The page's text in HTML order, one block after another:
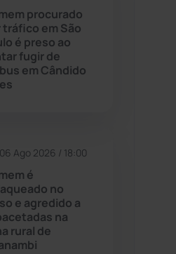
procurado
tráfico em São
é preso ao
fugir de
em Cândido
06 Ago 2026 / 18:00
é
no
e agredido a
na
rural de